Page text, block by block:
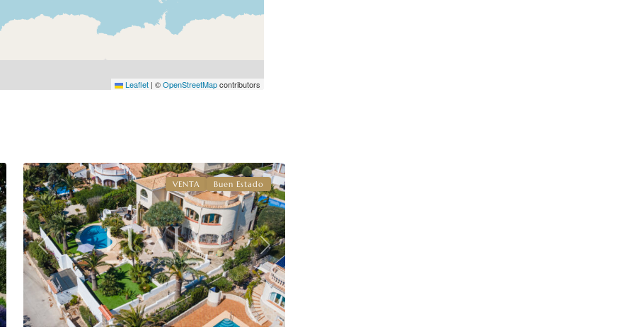
Leaflet | ©OpenStreetMapcontributors
Previous Next
VENTA Buen Estado